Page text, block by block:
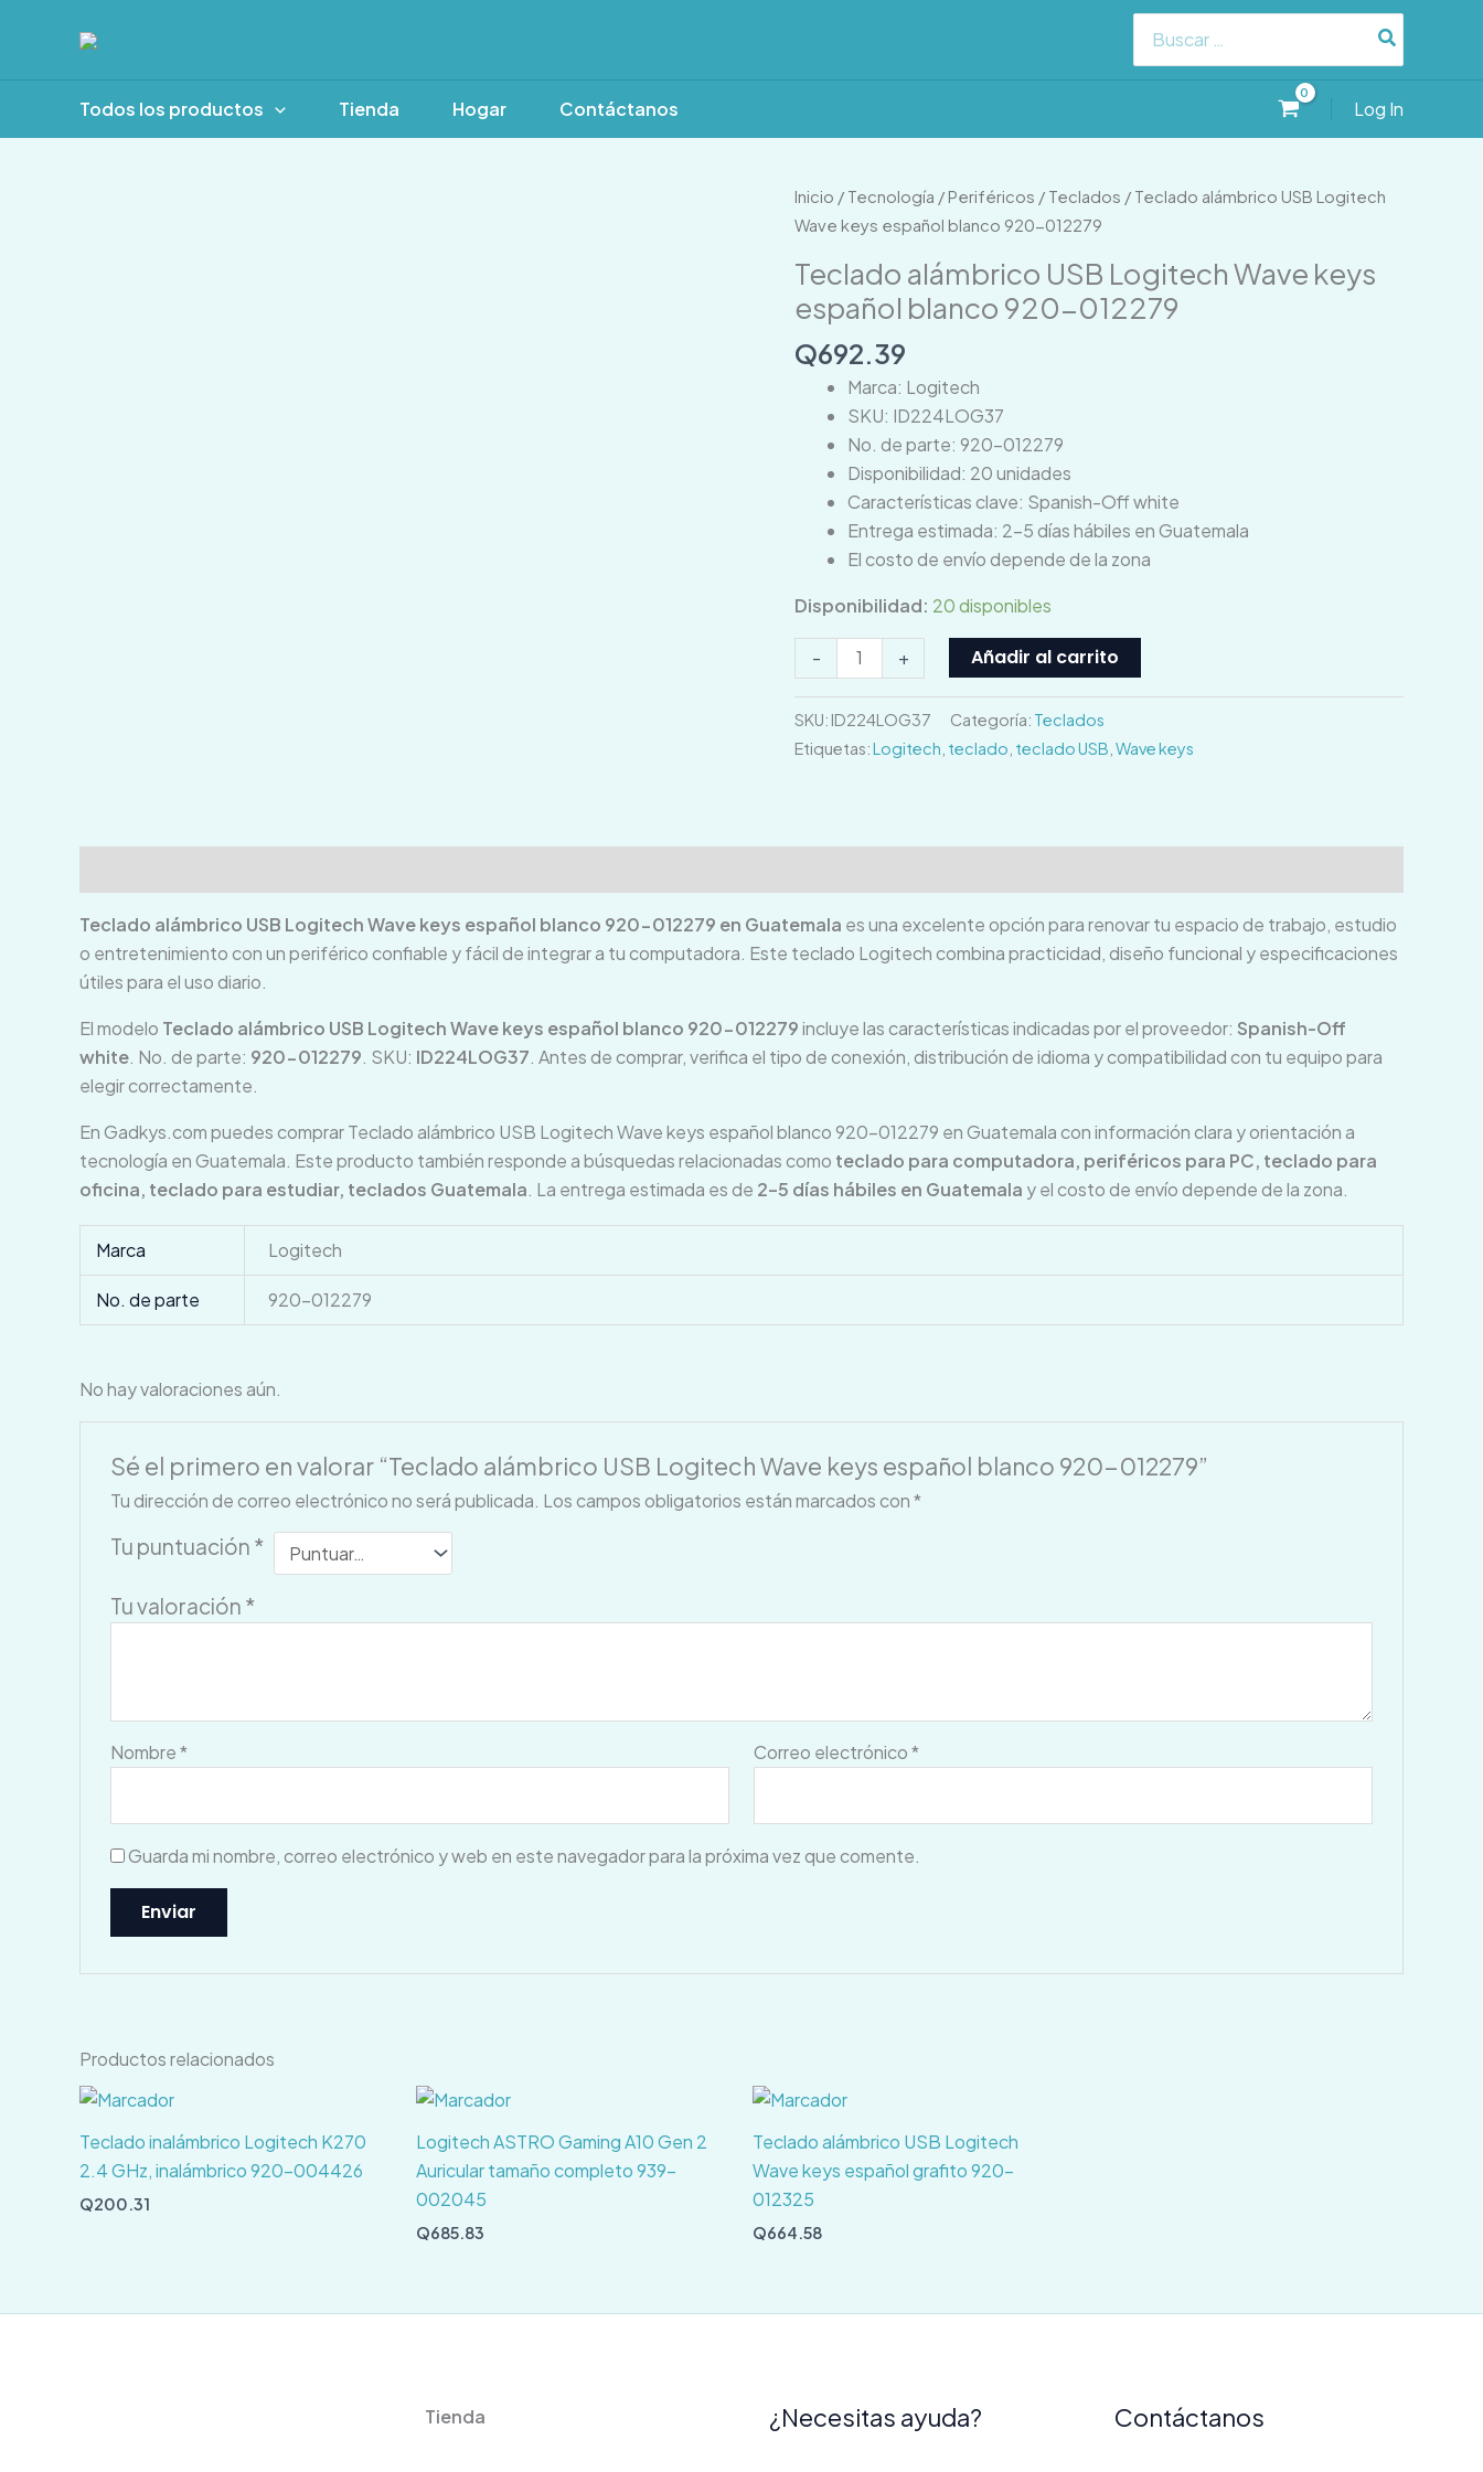
for:
Todos los productos Tienda Hogar Contáctanos Log In
Inicio / Tecnología / Periféricos / Teclados / Teclado alámbrico USB Logitech
Wave keys español blanco 920-012279
Teclado alámbrico USB Logitech Wave keys
español blanco 920-012279
Q692.39
Marca: Logitech
SKU: ID224LOG37
No. de parte: 920-012279
Disponibilidad: 20 unidades
Características clave: Spanish-Off white
Entrega estimada: 2–5 días hábiles en Guatemala
El costo de envío depende de la zona
Disponibilidad: 20 disponibles
-
Teclado
alámbrico
Logitech
Wave
español
blanco
920-
012279
cantidad
+ Añadir al carrito
SKU: ID224LOG37 Categoría: Teclados
Etiquetas:Logitech teclado teclado USB Wave keys
Teclado alámbrico USB Logitech Wave keys español blanco 920-012279 en Guatemala es una excelente opción para renovar tu espacio de trabajo, estudio
o entretenimiento con un periférico confiable y fácil de integrar a tu computadora. Este teclado Logitech combina practicidad, diseño funcional y especificaciones
útiles para el uso diario.
El modelo Teclado alámbrico USB Logitech Wave keys español blanco 920-012279incluye las características indicadas por el proveedor: Spanish-Off
white. No. de parte: 920-012279. SKU: ID224LOG37. Antes de comprar, verifica el tipo de conexión, distribución de idioma y compatibilidad con tu equipo para
elegir correctamente.
En Gadkys.com puedes comprar Teclado alámbrico USB Logitech Wave keys español blanco 920-012279 en Guatemala con información clara y orientación a
tecnología en Guatemala. Este producto también responde a búsquedas relacionadas como teclado para computadora, periféricos para PC, teclado para
oficina, teclado para estudiar, teclados Guatemala. La entrega estimada es de 2–5 días hábiles en Guatemala y el costo de envío depende de la zona.
Marca Logitech
No. de parte 920-012279
No hay valoraciones aún.
Sé el primero en valorar “Teclado alámbrico USB Logitech Wave keys español blanco 920-012279”
Tu dirección de correo electrónico no será publicada. Los campos obligatorios están marcados con*
Tu puntuación *
Tu valoración *
Nombre* Correo electrónico*
Guarda mi nombre, correo electrónico y web en este navegador para la próxima vez que comente.
Productos relacionados
Teclado inalámbrico Logitech K270
2.4 GHz, inalámbrico 920-004426
Q200.31
Logitech ASTRO Gaming A10 Gen 2
Auricular tamaño completo 939-
002045
Q685.83
Teclado alámbrico USB Logitech
Wave keys español grafito 920-
012325
Q664.58
Tienda ¿Necesitas ayuda? Contáctanos